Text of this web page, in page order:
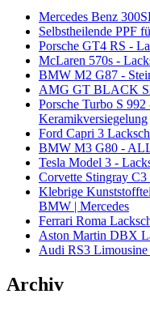
Mercedes Benz
Selbstheilende PPF
Porsche GT4 RS -
McLaren 570s -
BMW M2 G87 -
AMG GT BLACK
Porsche Turbo S
Keramikversiegelung
Ford Capri 3
BMW M3 G80 -
Tesla Model 3 -
Corvette Stingray
Klebrige
BMW | Mercedes
Ferrari Roma
Aston Martin DBX
Audi RS3
Archiv